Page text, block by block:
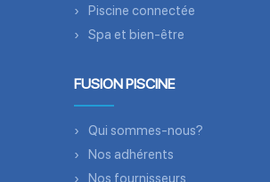
Piscine connectée
Spa et bien-être
FUSION PISCINE
Qui sommes-nous?
Nos adhérents
Nos fournisseurs